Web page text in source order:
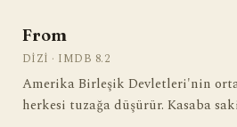
From
DIZI · IMDB 8.2
Amerika Birleşik Devletleri'nin
herkesi tuzağa düşürür. Kasaba